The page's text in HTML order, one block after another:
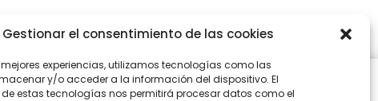
Gestionar el consentimiento de las cookies
experiencias, utilizamos tecnologías como las
y/o acceder a la información del dispositivo. El
estas tecnologías nos permitirá procesar datos como el
Quienes somos